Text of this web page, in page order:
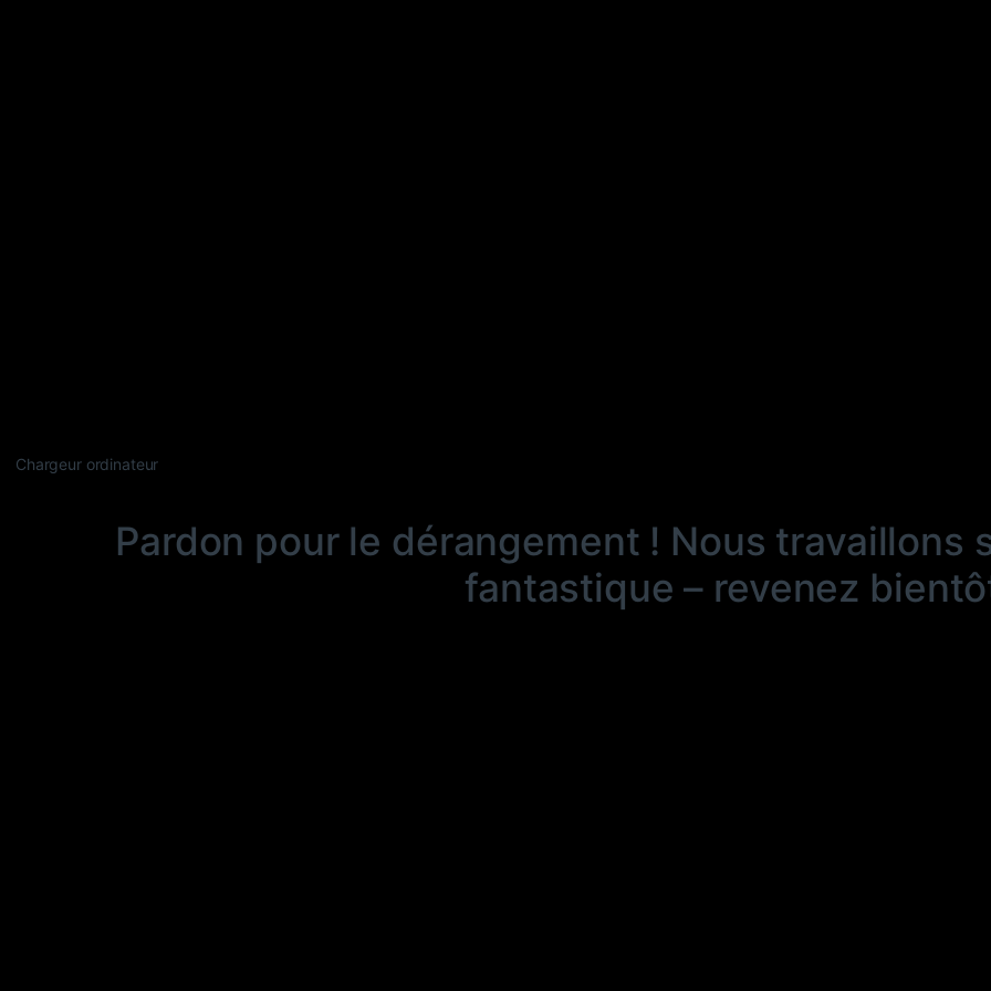
Chargeur ordinateur
Pardon pour le dérangement ! Nous travaillons
fantastique – revenez